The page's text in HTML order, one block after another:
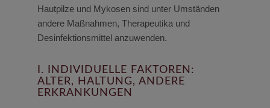
Hautpilze und Mykosen sind unter Umständen
andere Maßnahmen, Therapeutika und
Desinfektionsmittel anzuwenden.
I. INDIVIDUELLE FAKTOREN:
ALTER, HALTUNG, ANDERE
ERKRANKUNGEN